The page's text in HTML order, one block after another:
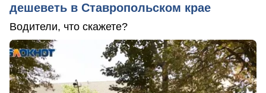
дешеветь в Ставропольском крае
Водители, что скажете?